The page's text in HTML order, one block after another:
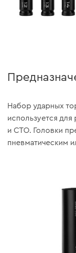
Набор ударных
используется
и СТО. Головки
пневматическим